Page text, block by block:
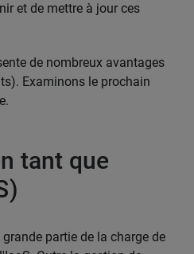
et de mettre à jour ces
de nombreux avantages
Examinons le prochain
tant que
partie de la charge de